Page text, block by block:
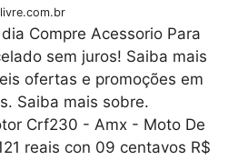
Compre Acessorio Para
sem juros! Saiba mais
ofertas e promoções em
Saiba mais sobre.
Crf230 - Amx - Moto De
reais con 09 centavos R$